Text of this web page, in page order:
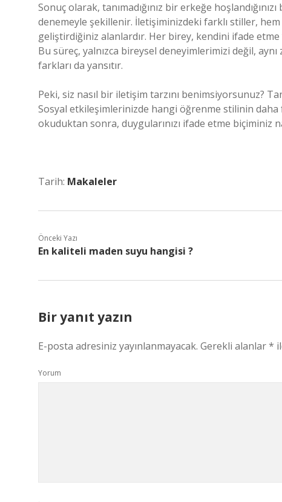
Sonuç olarak, tanımadığınız bir erkeğe
denemeyle şekillenir. İletişiminizdeki farklı stiller,
geliştirdiğiniz alanlardır. Her birey, kendini ifade
Bu süreç, yalnızca bireysel deneyimlerimizi değil,
farkları da yansıtır.
Peki, siz nasıl bir iletişim tarzını benimsiyorsunuz?
Sosyal etkileşimlerinizde hangi öğrenme stilinin
okuduktan sonra, duygularınızı ifade etme biçiminiz
Tarih: Makaleler
Önceki Yazı
En kaliteli maden suyu hangisi ?
Bir yanıt yazın
E-posta adresiniz yayınlanmayacak. Gerekli alanlar*
Yorum